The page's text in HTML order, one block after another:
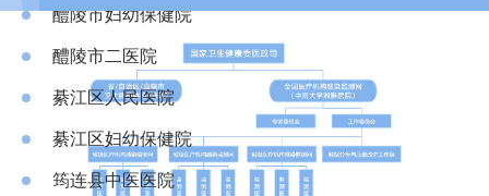
茶陵恒泰康医院
茶陵宏泰医院
茶陵县人民医院
察布查尔锡伯自治县妇幼保健院
常德德星医院
濉溪县中医医院
濉溪县人民医院
溆浦县中医医院
溆浦县人民医院
溆浦县第四人民医院
阿克苏市人民医院
阿克陶县人民医院
阿克陶县维吾尔医医院
阿拉善经济开发区综合医院
阿拉善盟蒙医医院（阿拉善盟蒙医药研究所）
醴陵市妇幼保健院
醴陵市二医院
綦江区人民医院
綦江区妇幼保健院
筠连县中医医院